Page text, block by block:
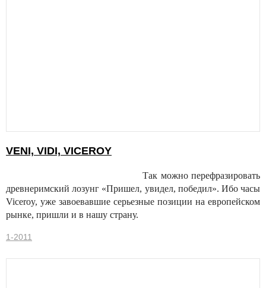
VENI, VIDI, VICEROY
Так можно перефразировать
древнеримский лозунг «Пришел, увидел, победил». Ибо часы
Viceroy, уже завоевавшие серьезные позиции на европейском
рынке, пришли и в нашу страну.
1-2011